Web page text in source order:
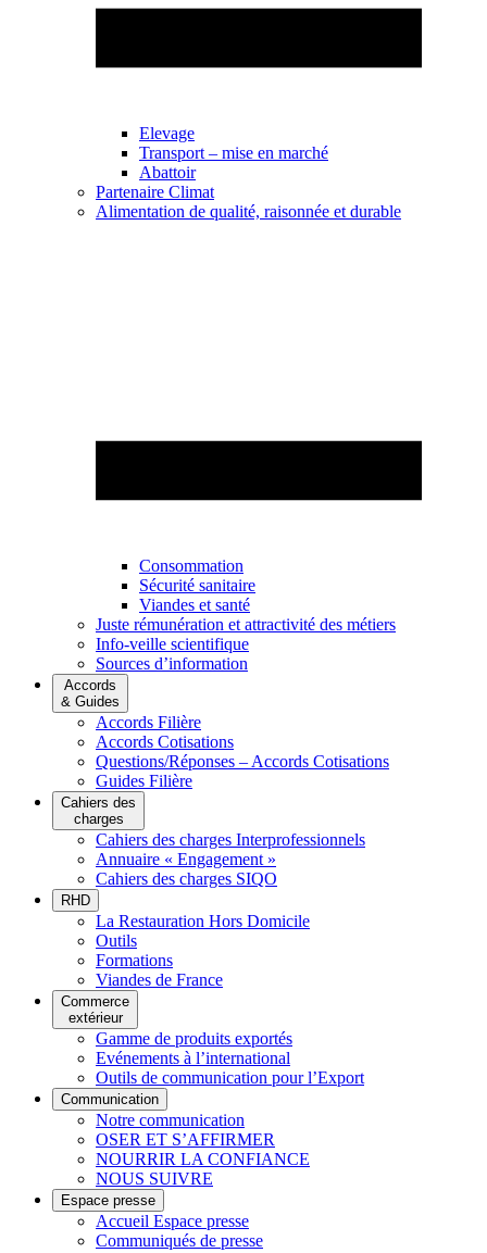
Elevage
Transport – mise en marché
Abattoir
Partenaire Climat
Alimentation de qualité, raisonnée et durable
Consommation
Sécurité sanitaire
Viandes et santé
Juste rémunération et attractivité des métiers
Info-veille scientifique
Sources d’information
Accords
& Guides
Accords Filière
Accords Cotisations
Questions/Réponses – Accords Cotisations
Guides Filière
Cahiers des
charges
Cahiers des charges Interprofessionnels
Annuaire « Engagement »
Cahiers des charges SIQO
RHD
La Restauration Hors Domicile
Outils
Formations
Viandes de France
Commerce
extérieur
Gamme de produits exportés
Evénements à l’international
Outils de communication pour l’Export
Communication
Notre communication
OSER ET S’AFFIRMER
NOURRIR LA CONFIANCE
NOUS SUIVRE
Espace presse
Accueil Espace presse
Communiqués de presse